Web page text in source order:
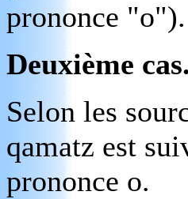
prononce "o").
Deuxième cas.
Selon les
qamatz est
prononce o.